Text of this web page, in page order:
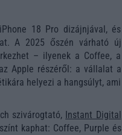
18 Pro dizájnjával, és
A 2025 őszén várható új
– ilyenek a Coffee, a
Apple részéről: a vállalat a
helyezi a hangsúlyt, ami
szivárogtató, Instant Digital
kaphat: Coffee, Purple és